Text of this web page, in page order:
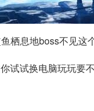
栖息地boss不见这
试试换电脑玩玩要